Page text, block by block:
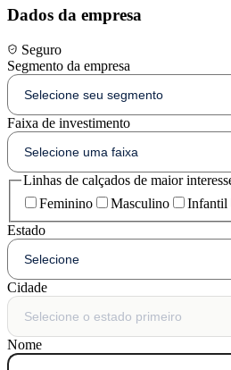
Dados da empresa
Seguro
Segmento da empresa
Faixa de investimento
Linhas de calçados de maior
Feminino
Masculino Infantil
Estado
Cidade
Nome